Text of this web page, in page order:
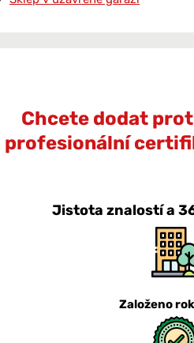
Chcete dodat
profesionální
Jistota znalostí a
Založeno